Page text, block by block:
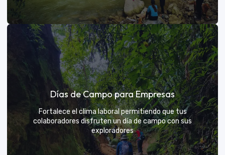
Días de sol
Un respiro campestre diseñado para el descanso y la
diversión de todos
VER MÁS
Días de Campo para Empresas
Fortalece el clima laboral permitiendo que tus
colaboradores disfruten un día de campo con sus
exploradores